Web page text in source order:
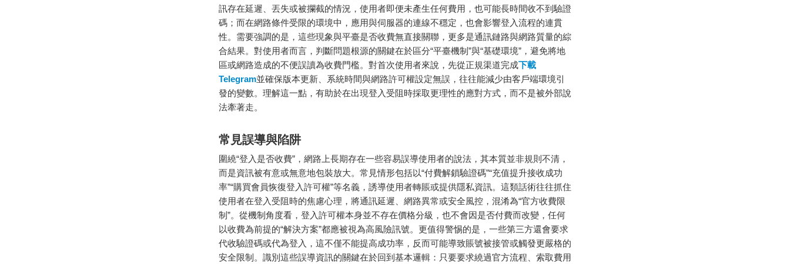
訊存在延遲、丟失或被攔截的情況，使用者即便未產生任何費用，也可能長時間收不到驗證
碼；而在網路條件受限的環境中，應用與伺服器的連線不穩定，也會影響登入流程的連貫
性。需要強調的是，這些現象與平臺是否收費無直接關聯，更多是通訊鏈路與網路質量的綜
合結果。對使用者而言，判斷問題根源的關鍵在於區分“平臺機制”與“基礎環境”，避免將地
區或網路造成的不便誤讀為收費門檻。對首次使用者來說，先從正規渠道完成下載
Telegram並確保版本更新、系統時間與網路許可權設定無誤，往往能減少由客戶端環境引
發的變數。理解這一點，有助於在出現登入受阻時採取更理性的應對方式，而不是被外部說
法牽著走。
常見誤導與陷阱
圍繞“登入是否收費”，網路上長期存在一些容易誤導使用者的說法，其本質並非規則不清，
而是資訊被有意或無意地包裝放大。常見情形包括以“付費解鎖驗證碼”“充值提升接收成功
率”“購買會員恢復登入許可權”等名義，誘導使用者轉賬或提供隱私資訊。這類話術往往抓住
使用者在登入受阻時的焦慮心理，將通訊延遲、網路異常或安全風控，混淆為“官方收費限
制”。從機制角度看，登入許可權本身並不存在價格分級，也不會因是否付費而改變，任何
以收費為前提的“解決方案”都應被視為高風險訊號。更值得警惕的是，一些第三方還會要求
代收驗證碼或代為登入，這不僅不能提高成功率，反而可能導致賬號被接管或觸發更嚴格的
安全限制。識別這些誤導資訊的關鍵在於回到基本邏輯：只要要求繞過官方流程、索取費用